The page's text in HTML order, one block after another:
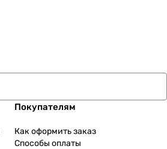
Покупателям
Как оформить заказ
Способы оплаты